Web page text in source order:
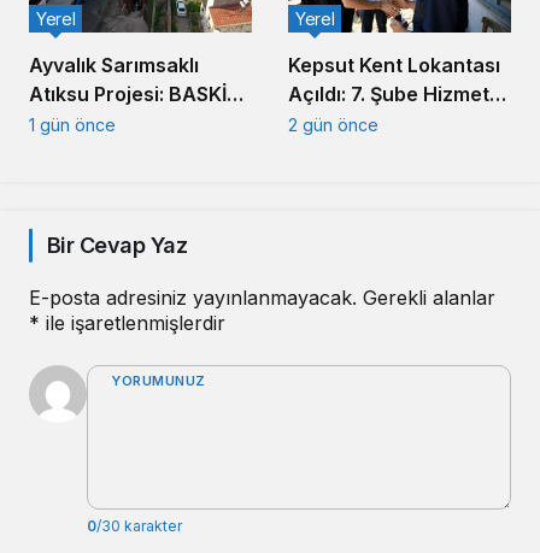
Ayvalık Sarımsaklı
Atıksu Projesi: BASKİ
Altyapıda Hız Kesmiyor
Yerel
1 gün önce
Kepsut Kent Lokantası
Açıldı: 7. Şube Hizmete
Girdi
Yerel
2 gün önce
Bir Cevap Yaz
E-posta adresiniz yayınlanmayacak. Gerekli alanlar
* ile işaretlenmişlerdir
YORUMUNUZ
0/30 karakter